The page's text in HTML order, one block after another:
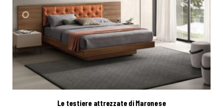
Le testiere attrezzate di Maronese